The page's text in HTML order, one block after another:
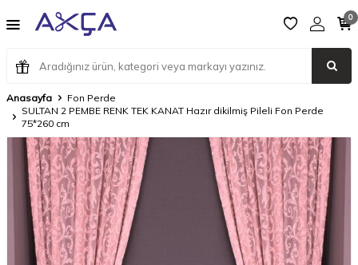
0
Anasayfa
Fon Perde
SULTAN 2 PEMBE RENK TEK KANAT Hazır dikilmiş Pileli Fon Perde
75*260 cm